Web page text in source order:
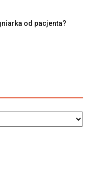
od pacjenta?